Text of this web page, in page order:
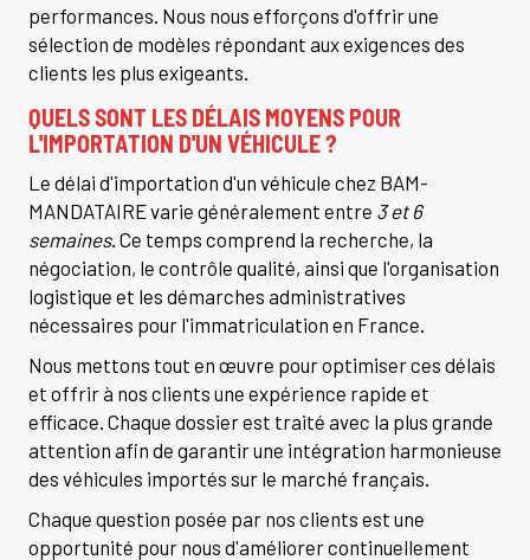
performances. Nous nous efforçons d'offrir une
sélection de modèles répondant aux exigences des
clients les plus exigeants.
QUELS SONT LES DÉLAIS MOYENS POUR
L'IMPORTATION D'UN VÉHICULE ?
Le délai d'importation d'un véhicule chez BAM-
MANDATAIRE varie généralement entre 3 et 6
semaines. Ce temps comprend la recherche, la
négociation, le contrôle qualité, ainsi que l'organisation
logistique et les démarches administratives
nécessaires pour l'immatriculation en France.
Nous mettons tout en œuvre pour optimiser ces délais
et offrir à nos clients une expérience rapide et
efficace. Chaque dossier est traité avec la plus grande
attention afin de garantir une intégration harmonieuse
des véhicules importés sur le marché français.
Chaque question posée par nos clients est une
opportunité pour nous d'améliorer continuellement